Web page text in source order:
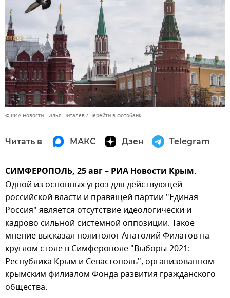
© РИА Новости . Илья Питалев Перейти в фотобанк
Читать в МАКС Дзен Telegram
СИМФЕРОПОЛЬ, 25 авг – РИА Новости Крым.
Одной из основных угроз для действующей
российской власти и правящей партии "Единая
Россия" является отсутствие идеологически и
кадрово сильной системной оппозиции. Такое
мнение высказал политолог Анатолий Филатов на
круглом столе в Симферополе "Выборы-2021:
Республика Крым и Севастополь", организованном
крымским филиалом Фонда развития гражданского
общества.